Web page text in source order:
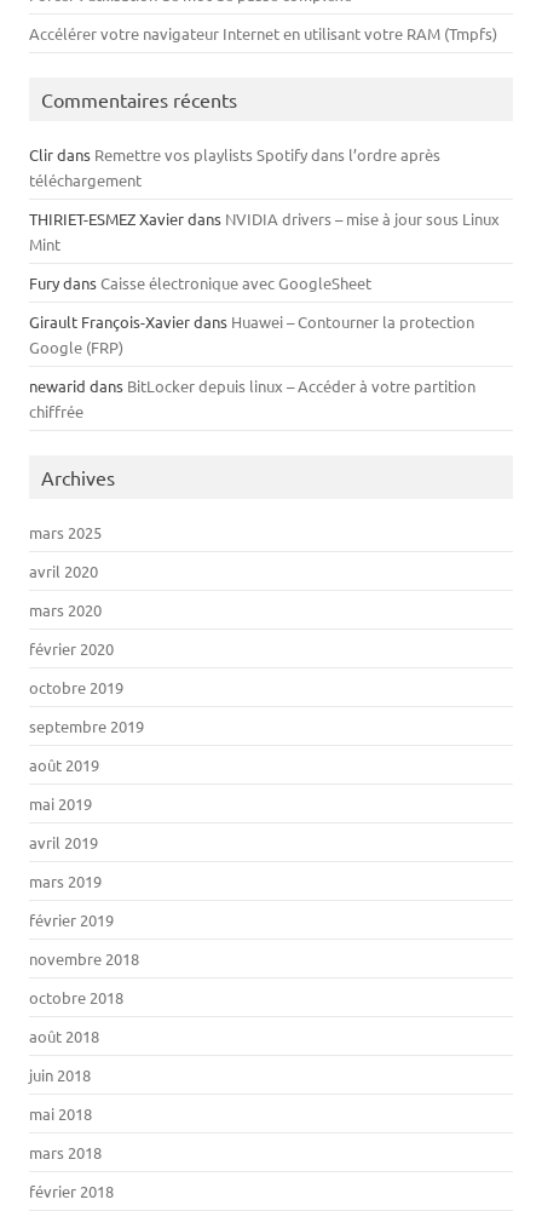
Accélérer votre navigateur Internet en utilisant votre RAM (Tmpfs)
Commentaires récents
Clirdans Remettre vos playlists Spotify dans l’ordre après
téléchargement
THIRIET-ESMEZ Xavierdans NVIDIA drivers – mise à jour sous Linux
Mint
FurydansCaisse électronique avec GoogleSheet
Girault François-Xavierdans Huawei – Contourner la protection
Google (FRP)
newarid dans BitLocker depuis linux – Accéder à votre partition
chiffrée
Archives
mars 2025
avril 2020
mars 2020
février 2020
octobre 2019
septembre 2019
août 2019
mai 2019
avril 2019
mars 2019
février 2019
novembre 2018
octobre 2018
août 2018
juin 2018
mai 2018
mars 2018
février 2018